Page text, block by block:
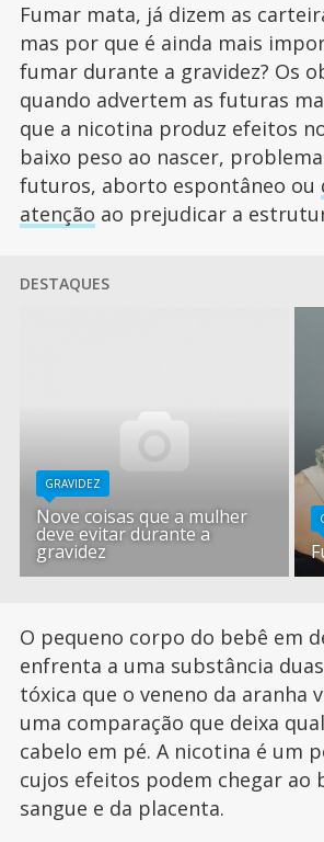
Fumar mata, já dizem as
mas por que é ainda mais
fumar durante a gravidez? Os
quando advertem as futuras
que a nicotina produz efeitos
baixo peso ao nascer,
futuros, aborto espontâneo ou
atenção ao prejudicar a
DESTAQUES
GRAVIDEZ
Nove coisas que a mulher
deve evitar durante a
gravidez
O pequeno corpo do bebê em
enfrenta a uma substância
tóxica que o veneno da aranha
uma comparação que deixa
cabelo em pé. A nicotina é um
cujos efeitos podem chegar ao
sangue e da placenta.